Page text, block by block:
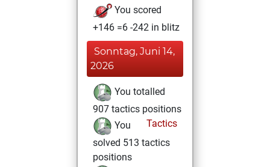
You scored
+146 =6 -242 in blitz
Sonntag, Juni 14,
2026
You totalled
907 tactics positions
Tactics
You
solved 513 tactics
positions